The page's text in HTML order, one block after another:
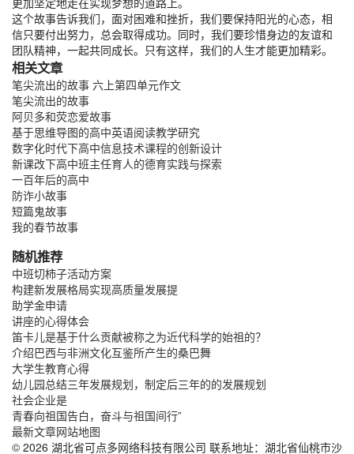
这个故事告诉我们，面对困难和挫折，我们要保持阳光的心态，相
信只要付出努力，总会取得成功。同时，我们要珍惜身边的友谊和
团队精神，一起共同成长。只有这样，我们的人生才能更加精彩。
相关文章
笔尖流出的故事 六上第四单元作文
笔尖流出的故事
阿贝多和荧恋爱故事
基于思维导图的高中英语阅读教学研究
数字化时代下高中信息技术课程的创新设计
新课改下高中班主任育人的德育实践与探索
一百年后的高中
防诈小故事
短篇鬼故事
我的春节故事
随机推荐
中班切柿子活动方案
构建新发展格局实现高质量发展提
助学金申请
讲座的心得体会
笛卡儿是基于什么贡献被称之为近代科学的始祖的？
介绍巴西与非洲文化互鉴所产生的桑巴舞
大学生教育心得
幼儿园总结三年发展规划，制定后三年的的发展规划
社会企业是
青春向祖国告白，奋斗与祖国间行”
最新文章网站地图
© 2026 湖北省可点多网络科技有限公司 联系地址：湖北省仙桃市沙